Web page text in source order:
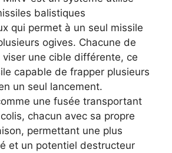
balistiques
qui permet à un seul missile
ogives. Chacune de
viser une cible différente, ce
capable de frapper plusieurs
un seul lancement.
une fusée transportant
chacun avec sa propre
permettant une plus
et un potentiel destructeur